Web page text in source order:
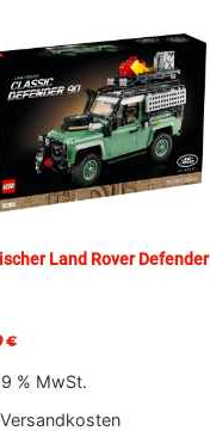
Land Rover Defender
€
% MwSt.
Versandkosten